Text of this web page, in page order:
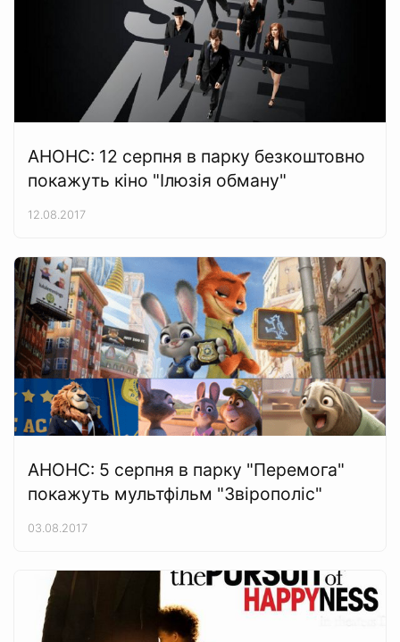
АНОНС: 12 серпня в парку безкоштовно
покажуть кіно "Ілюзія обману"
12.08.2017
АНОНС: 5 серпня в парку "Перемога"
покажуть мультфільм "Звірополіс"
03.08.2017